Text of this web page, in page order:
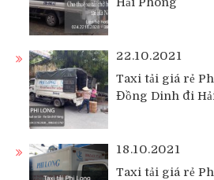
22.10.2021
Taxi tải giá rẻ
Đồng Dinh đi
18.10.2021
Taxi tải giá rẻ